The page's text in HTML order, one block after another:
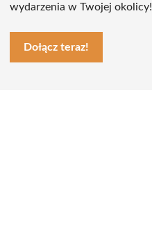
wydarzenia w Twojej okolicy!
Dołącz teraz!